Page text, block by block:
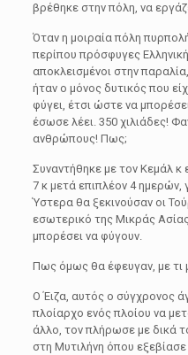
βρέθηκε στην πόλη, να
Όταν η μοιραία πόλη
περίπου πρόσφυγες
αποκλεισμένοι στην
ήταν ο μόνος δυτικός που
φύγει, έτσι ώστε να
έσωσε λέει. 350 χιλιάδες!
ανθρώπους! Πως;
Συναντήθηκε με τον Κεμάλ
7 κ μετά επιπλέον 4 ημερών,
Ύστερα θα ξεκινούσαν οι
εσωτερικό της Μικράς
μπορέσει να φύγουν.
Πως όμως θα έφευγαν, με τι
Ο Έιζα, αυτός ο σύγχρονος
πλοίαρχο ενός πλοίου να
άλλο, τον πλήρωσε με δικά
στη Μυτιλήνη όπου εξεβίασε